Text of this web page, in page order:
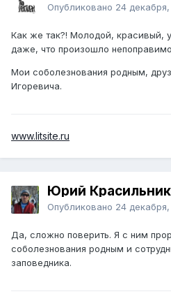
Опубликовано 24 декабря,
Как же так?! Молодой, красивый,
даже, что произошло
Мои соболезнования родным,
Игоревича.
www.litsite.ru
Юрий
Опубликовано 24 декабря,
Да, сложно поверить. Я с ним
соболезнования родным и
заповедника.